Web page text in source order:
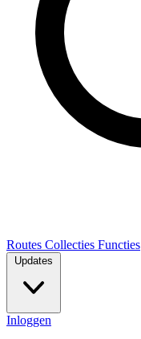
Routes Collecties Functies
Updates
Inloggen